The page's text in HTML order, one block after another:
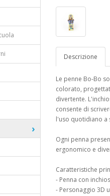
Descrizione
Le penne Bo-Bo
colorato,
divertente.
consente di
l'uso quotidiano a
Ogni penna
ergonomico e
Caratteristiche
- Penna con
- Personaggio 3D